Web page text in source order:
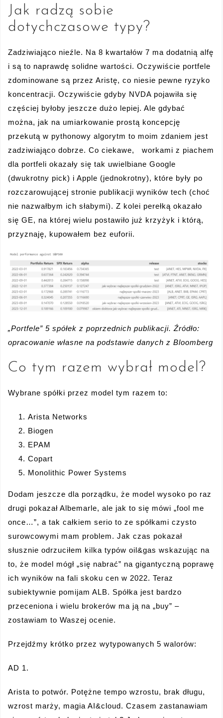
Jak radzą sobie
dotychczasowe typy?
Zadziwiająco nieźle. Na 8 kwartałów 7 ma dodatnią alfę
i są to naprawdę solidne wartości. Oczywiście portfele
zdominowane są przez Aristę, co niesie pewne ryzyko
koncentracji. Oczywiście gdyby NVDA pojawiła się
częściej byłoby jeszcze dużo lepiej. Ale gdybać
można, jak na umiarkowanie prostą koncepcję
przekutą w pythonowy algorytm to moim zdaniem jest
zadziwiająco dobrze. Co ciekawe, workami z piachem
dla portfeli okazały się tak uwielbiane Google
(dwukrotny pick) i Apple (jednokrotny), które były po
rozczarowującej stronie publikacji wyników tech (choć
nie nazwałbym ich słabymi). Z kolei perełką okazało
się GE, na której wielu postawiło już krzyżyk i którą,
przyznaję, kupowałem bez euforii.
„Portfele” 5 spółek z poprzednich publikacji. Źródło:
opracowanie własne na podstawie danych z Bloomberg
Co tym razem wybrał model?
Wybrane spółki przez model tym razem to:
Arista Networks
Biogen
EPAM
Copart
Monolithic Power Systems
Dodam jeszcze dla porządku, że model wysoko po raz
drugi pokazał Albemarle, ale jak to się mówi „fool me
once…”, a tak całkiem serio to ze spółkami czysto
surowcowymi mam problem. Jak czas pokazał
słusznie odrzuciłem kilka typów oil&gas wskazując na
to, że model mógł „się nabrać” na gigantyczną poprawę
ich wyników na fali skoku cen w 2022. Teraz
subiektywnie pomijam ALB. Spółka jest bardzo
przeceniona i wielu brokerów ma ją na „buy” –
zostawiam to Waszej ocenie.
Przejdźmy krótko przez wytypowanych 5 walorów:
AD 1.
Arista to potwór. Potężne tempo wzrostu, brak długu,
wzrost marży, magia AI&cloud. Czasem zastanawiam